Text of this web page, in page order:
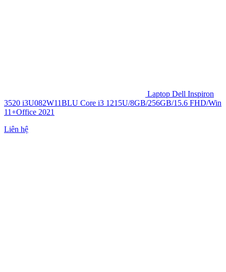
Laptop Dell Inspiron
3520 i3U082W11BLU Core i3 1215U/8GB/256GB/15.6 FHD/Win
11+Office 2021
Liên hệ